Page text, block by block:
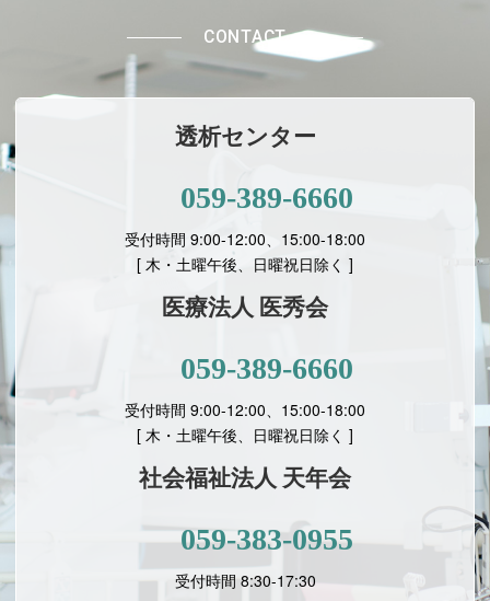
CONTACT
透析センター
059-389-6660
受付時間 9:00-12:00、15:00-18:00
[ 木・土曜午後、日曜祝日除く ]
医療法人 医秀会
059-389-6660
受付時間 9:00-12:00、15:00-18:00
[ 木・土曜午後、日曜祝日除く ]
社会福祉法人 天年会
059-383-0955
受付時間 8:30-17:30